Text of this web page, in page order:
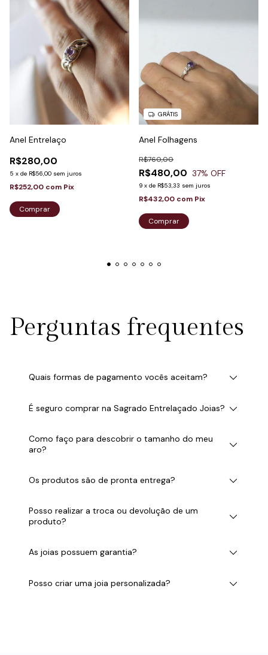
Anel Entrelaço
R$280,00
5 x de R$56,00 sem juros
R$252,00 com Pix
Comprar
GRÁTIS
Anel Folhagens
R$480,00
R$760,00
37% OFF
9 x de R$53,33 sem juros
R$432,00 com Pix
Comprar
Perguntas frequentes
Quais formas de pagamento vocês aceitam?
É seguro comprar na Sagrado Entrelaçado Joias?
Como faço para descobrir o tamanho do meu
aro?
Os produtos são de pronta entrega?
Posso realizar a troca ou devolução de um
produto?
As joias possuem garantia?
Posso criar uma joia personalizada?